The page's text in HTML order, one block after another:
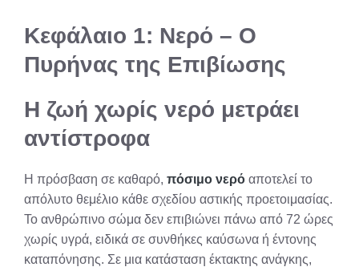
Κεφάλαιο 1: Νερό – Ο
Πυρήνας της Επιβίωσης
Η ζωή χωρίς νερό μετράει
αντίστροφα
Η πρόσβαση σε καθαρό, πόσιμο νερό αποτελεί το
απόλυτο θεμέλιο κάθε σχεδίου αστικής προετοιμασίας.
Το ανθρώπινο σώμα δεν επιβιώνει πάνω από 72 ώρες
χωρίς υγρά, ειδικά σε συνθήκες καύσωνα ή έντονης
καταπόνησης. Σε μια κατάσταση έκτακτης ανάγκης,